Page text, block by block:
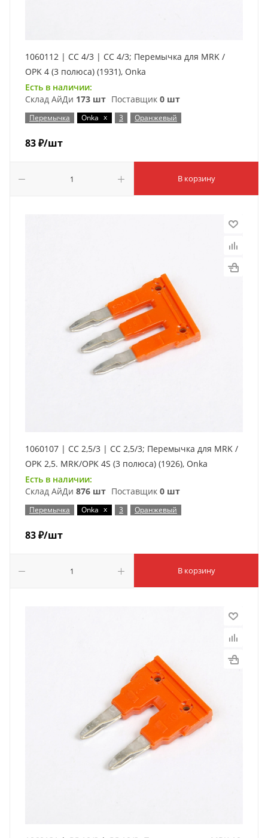
1060112 | CC 4/3 | CC 4/3; Перемычка для MRK /
OPK 4 (3 полюса) (1931), Onka
Есть в наличии:
Склад АйДи 173 шт Поставщик 0 шт
Перемычка Onka x 3 Оранжевый
83₽/шт
В корзину
1060107 | CC 2,5/3 | CC 2,5/3; Перемычка для MRK /
OPK 2,5. MRK/OPK 4S (3 полюса) (1926), Onka
Есть в наличии:
Склад АйДи 876 шт Поставщик 0 шт
Перемычка Onka x 3 Оранжевый
83₽/шт
В корзину